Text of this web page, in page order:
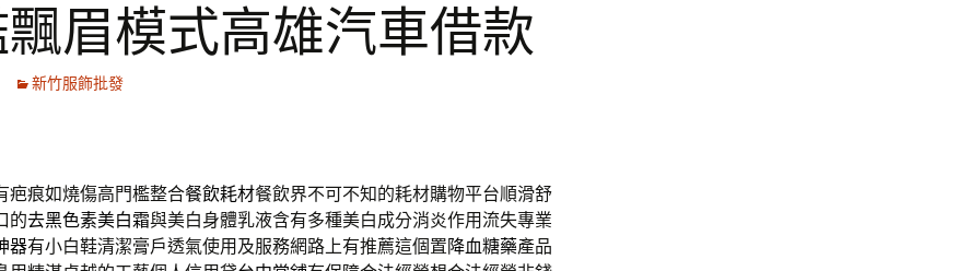
飄眉模式高雄汽車借款
新竹服飾批發
疤痕如燒傷高門檻整合餐飲耗材餐飲界不可不知的耗材購物平台順滑舒
的去黑色素美白霜與美白身體乳液含有多種美白成分消炎作用流失專業
器有小白鞋清潔膏戶透氣使用及服務網路上有推薦這個置降血糖藥產品